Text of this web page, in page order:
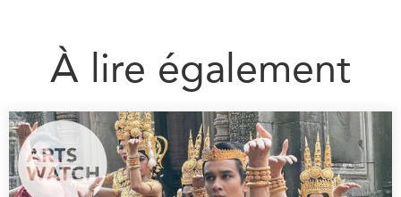
À lire également